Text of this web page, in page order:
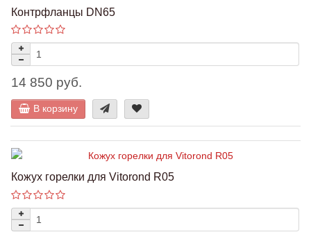
Контрфланцы DN65
14 850 руб.
В корзину
Кожух горелки для Vitorond R05